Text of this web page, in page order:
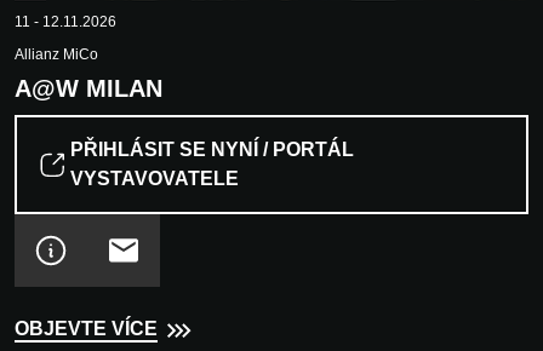
11 - 12.11.2026
Allianz MiCo
A@W MILAN
PŘIHLÁSIT SE NYNÍ / PORTÁL
VYSTAVOVATELE
OBJEVTE VÍCE